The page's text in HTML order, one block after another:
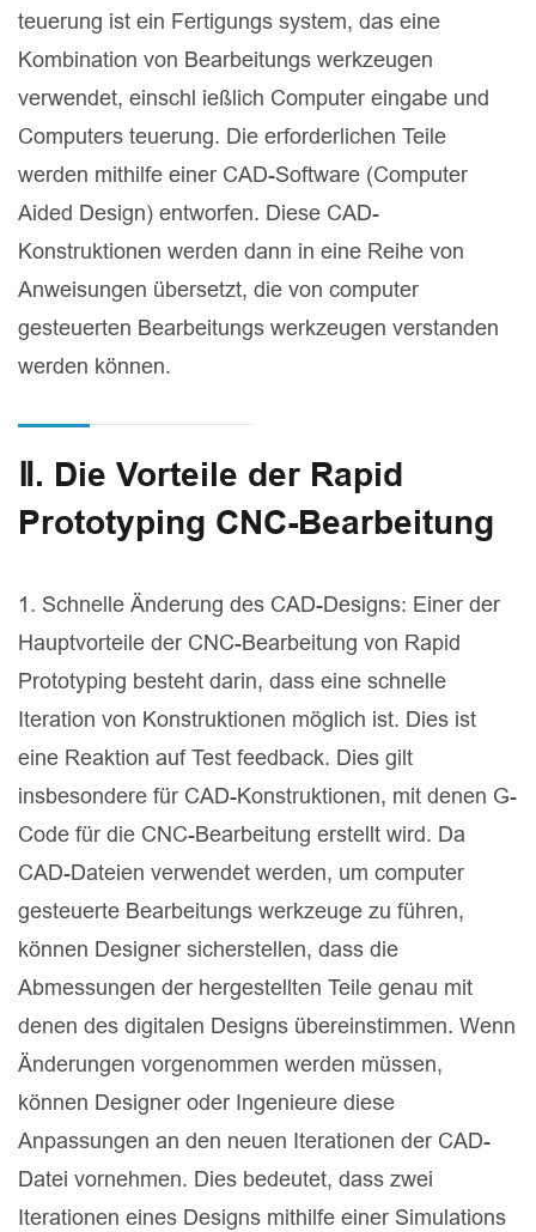
teuerung ist ein Fertigungs system, das eine
Kombination von Bearbeitungs werkzeugen
verwendet, einschl ießlich Computer eingabe und
Computers teuerung. Die erforderlichen Teile
werden mithilfe einer CAD-Software (Computer
Aided Design) entworfen. Diese CAD-
Konstruktionen werden dann in eine Reihe von
Anweisungen übersetzt, die von computer
gesteuerten Bearbeitungs werkzeugen verstanden
werden können.
Ⅱ. Die Vorteile der Rapid
Prototyping CNC-Bearbeitung
1. Schnelle Änderung des CAD-Designs: Einer der
Hauptvorteile der CNC-Bearbeitung von Rapid
Prototyping besteht darin, dass eine schnelle
Iteration von Konstruktionen möglich ist. Dies ist
eine Reaktion auf Test feedback. Dies gilt
insbesondere für CAD-Konstruktionen, mit denen G-
Code für die CNC-Bearbeitung erstellt wird. Da
CAD-Dateien verwendet werden, um computer
gesteuerte Bearbeitungs werkzeuge zu führen,
können Designer sicherstellen, dass die
Abmessungen der hergestellten Teile genau mit
denen des digitalen Designs übereinstimmen. Wenn
Änderungen vorgenommen werden müssen,
können Designer oder Ingenieure diese
Anpassungen an den neuen Iterationen der CAD-
Datei vornehmen. Dies bedeutet, dass zwei
Iterationen eines Designs mithilfe einer Simulations